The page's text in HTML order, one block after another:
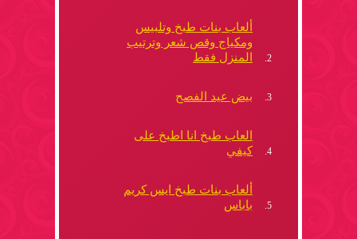
ألعاب بنات طبخ وتلبيس
ومكياج وقص شعر وترتيب
المنزل فقط
بيض عيد الفصح
العاب طبخ انا اطبخ على
كيفي
ألعاب بنات طبخ ايس كريم
باباس